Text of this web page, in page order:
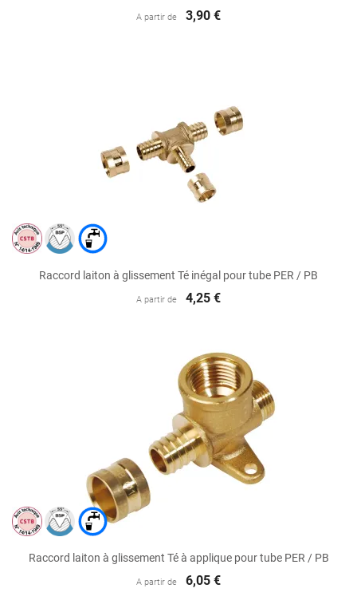
A partir de 3,90 €
Raccord laiton à glissement Té inégal pour tube PER / PB
A partir de 4,25 €
Raccord laiton à glissement Té à applique pour tube PER / PB
A partir de 6,05 €